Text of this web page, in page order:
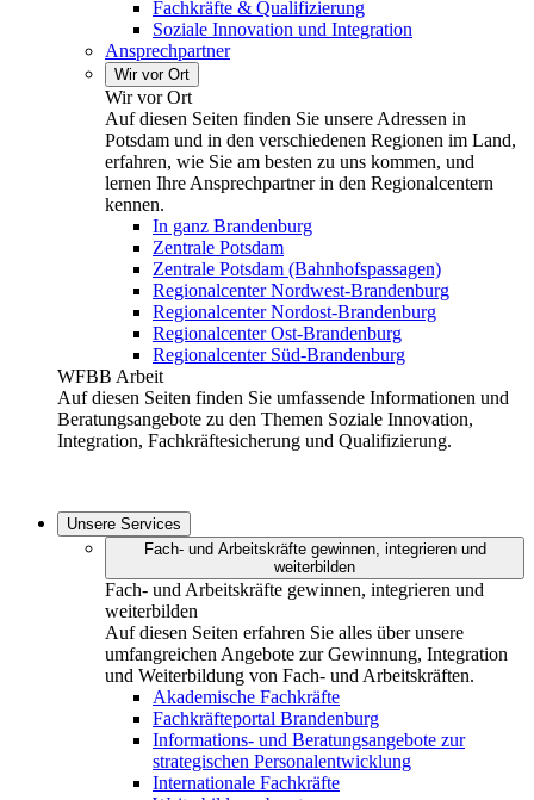
Fachkräfte & Qualifizierung
Soziale Innovation und Integration
Ansprechpartner
Wir vor Ort
Wir vor Ort
Auf diesen Seiten finden Sie unsere Adressen in
Potsdam und in den verschiedenen Regionen im Land,
erfahren, wie Sie am besten zu uns kommen, und
lernen Ihre Ansprechpartner in den Regionalcentern
kennen.
In ganz Brandenburg
Zentrale Potsdam
Zentrale Potsdam (Bahnhofspassagen)
Regionalcenter Nordwest-Brandenburg
Regionalcenter Nordost-Brandenburg
Regionalcenter Ost-Brandenburg
Regionalcenter Süd-Brandenburg
WFBB Arbeit
Auf diesen Seiten finden Sie umfassende Informationen und
Beratungsangebote zu den Themen Soziale Innovation,
Integration, Fachkräftesicherung und Qualifizierung.
Unsere Services
Fach- und Arbeitskräfte gewinnen, integrieren und
weiterbilden
Fach- und Arbeitskräfte gewinnen, integrieren und
weiterbilden
Auf diesen Seiten erfahren Sie alles über unsere
umfangreichen Angebote zur Gewinnung, Integration
und Weiterbildung von Fach- und Arbeitskräften.
Akademische Fachkräfte
Fachkräfteportal Brandenburg
Informations- und Beratungsangebote zur
strategischen Personalentwicklung
Internationale Fachkräfte